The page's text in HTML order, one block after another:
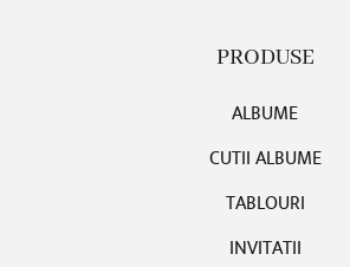
PRODUSE
ALBUME
CUTII ALBUME
TABLOURI
INVITATII